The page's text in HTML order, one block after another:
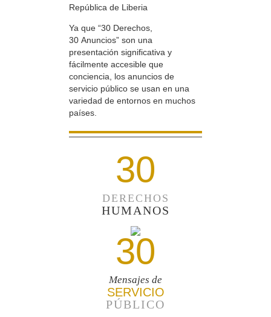
República de Liberia
Ya que “30 Derechos,
30 Anuncios” son una
presentación significativa y
fácilmente accesible que
conciencia, los anuncios de
servicio público se usan en una
variedad de entornos en muchos
países.
30
DERECHOS
HUMANOS
30
Mensajes de
SERVICIO
PÚBLICO